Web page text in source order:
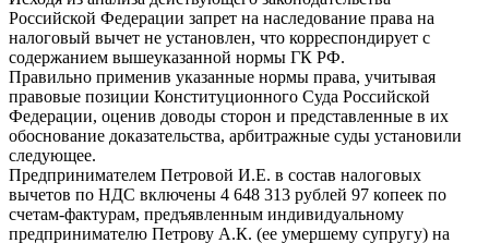
Российской Федерации запрет на наследование права на
налоговый вычет не установлен, что корреспондирует с
содержанием вышеуказанной нормы ГК РФ.
Правильно применив указанные нормы права, учитывая
правовые позиции Конституционного Суда Российской
Федерации, оценив доводы сторон и представленные в их
обоснование доказательства, арбитражные суды установили
следующее.
Предпринимателем Петровой И.Е. в состав налоговых
вычетов по НДС включены 4 648 313 рублей 97 копеек по
счетам-фактурам, предъявленным индивидуальному
предпринимателю Петрову А.К. (ее умершему супругу) на